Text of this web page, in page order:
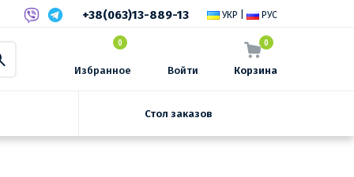
+38(063)13-889-13 УКР РУС
0
Избранное Войти
0
Корзина
Стол заказов